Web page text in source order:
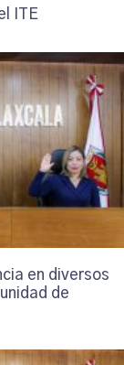
ITE
en diversos
de